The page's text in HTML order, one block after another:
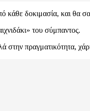
δοκιμασία, και θα
του σύμπαντος.
στην πραγματικότητα,